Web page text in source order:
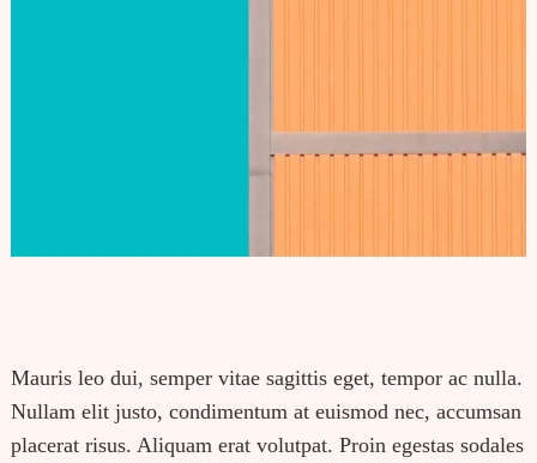
Mauris leo dui, semper vitae sagittis eget, tempor ac nulla.
Nullam elit justo, condimentum at euismod nec, accumsan
placerat risus. Aliquam erat volutpat. Proin egestas sodales